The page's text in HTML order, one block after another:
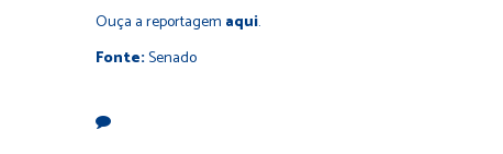
Ouça a reportagem aqui.
Fonte:Senado